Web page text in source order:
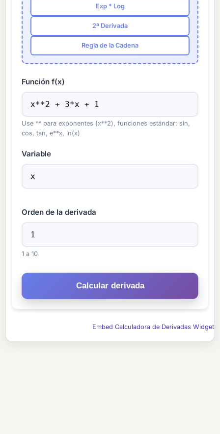
Exp * Log
2ª Derivada
Regla de la Cadena
Función f(x)
Use ** para exponentes (x**2), funciones estándar: sin,
cos, tan, e**x, ln(x)
Variable
Orden de la derivada
1 a 10
Calcular derivada
Embed Calculadora de Derivadas Widget